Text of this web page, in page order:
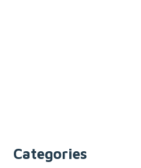
Categories